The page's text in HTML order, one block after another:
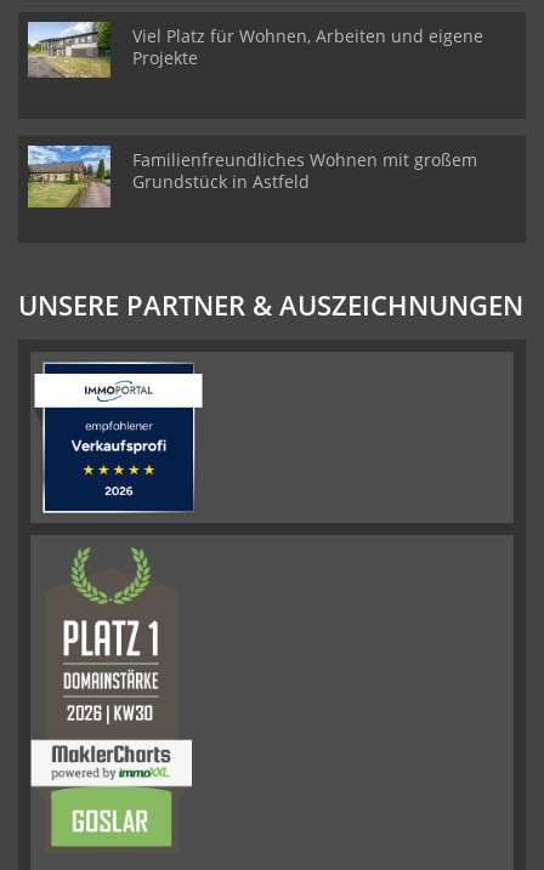
Viel Platz für Wohnen, Arbeiten und eigene
Projekte
Familienfreundliches Wohnen mit großem
Grundstück in Astfeld
UNSERE PARTNER & AUSZEICHNUNGEN